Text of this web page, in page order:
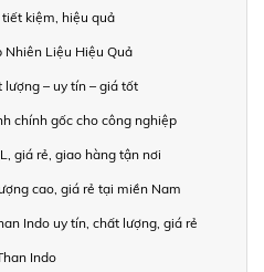
kiệm, hiệu quả
Nhiên Liệu Hiệu Quả
– uy tín – giá tốt
chính gốc cho công nghiệp
giá rẻ, giao hàng tận nơi
cao, giá rẻ tại miền Nam
Indo uy tín, chất lượng, giá rẻ
Indo